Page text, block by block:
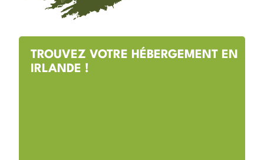
TROUVEZ VOTRE HÉBERGEMENT EN
IRLANDE !